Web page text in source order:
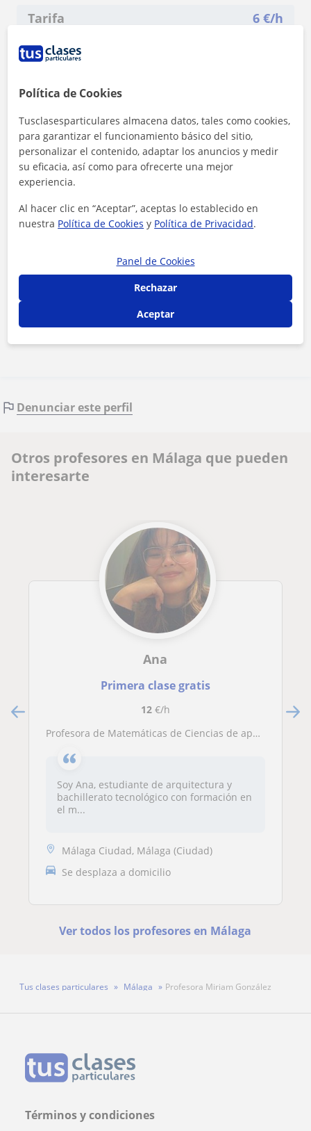
Tarifa 6 €/h
1ª clase gratis
aviso legaly de
Contactar ahora
Denunciar este perfil
Otros profesores en Málaga que pueden
interesarte
Ana
Primera clase gratis
12€/h
Profesora de Matemáticas de Ciencias de apoyo para estudiantes de ESO y Bachillerato, también ayudo a preparar Selectividad
Soy Ana, estudiante de arquitectura y
bachillerato tecnológico con formación en
el m...
Málaga Ciudad, Málaga (Ciudad)
Se desplaza a domicilio
Ver todos los profesores en Málaga
Tus clases particulares Málaga Profesora Miriam González
Términos y condiciones
Política de Cookies
Tusclasesparticulares almacena datos, tales como cookies,
para garantizar el funcionamiento básico del sitio,
personalizar el contenido, adaptar los anuncios y medir
su eficacia, así como para ofrecerte una mejor
experiencia.
Al hacer clic en “Aceptar”, aceptas lo establecido en
nuestra Política de Cookies y Política de Privacidad.
Panel de Cookies
Rechazar
Aceptar